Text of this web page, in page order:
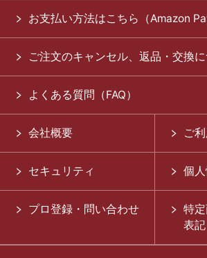
お支払い方法はこちら（Amazon
ご注文のキャンセル、返品・交換
よくある質問（FAQ）
会社概要 ご
セキュリティ 個
プロ登録・問い合わせ
特
表記